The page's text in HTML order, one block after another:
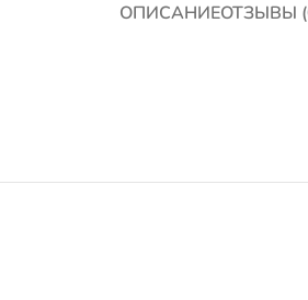
ОПИСАНИЕОТЗЫВЫ